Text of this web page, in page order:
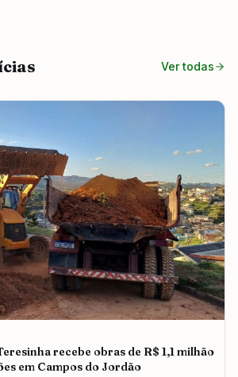
Ver todas
recebe obras de R$ 1,1 milhão
em Campos do Jordão